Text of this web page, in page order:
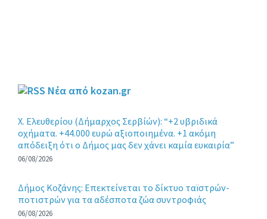
Νέα από kozan.gr
X. Eλευθερίου (Δήμαρχος Σερβίών): “+2 υβριδικά
οχήματα. +44.000 ευρώ αξιοποιημένα. +1 ακόμη
απόδειξη ότι ο Δήμος μας δεν χάνει καμία ευκαιρία”
06/08/2026
Δήμος Κοζάνης: Επεκτείνεται το δίκτυο ταϊστρών-
ποτιστρών για τα αδέσποτα ζώα συντροφιάς
06/08/2026